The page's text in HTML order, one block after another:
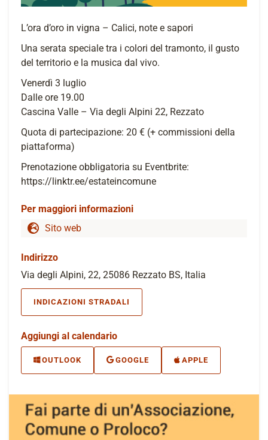
L’ora d’oro in vigna – Calici, note e sapori
Una serata speciale tra i colori del tramonto, il gusto
del territorio e la musica dal vivo.
Venerdì 3 luglio
Dalle ore 19.00
Cascina Valle – Via degli Alpini 22, Rezzato
Quota di partecipazione: 20 € (+ commissioni della
piattaforma)
Prenotazione obbligatoria su Eventbrite:
https://linktr.ee/estateincomune⁠
Per maggiori informazioni
Sito web
Indirizzo
Via degli Alpini, 22, 25086 Rezzato BS, Italia
INDICAZIONI STRADALI
Aggiungi al calendario
OUTLOOK GOOGLE APPLE